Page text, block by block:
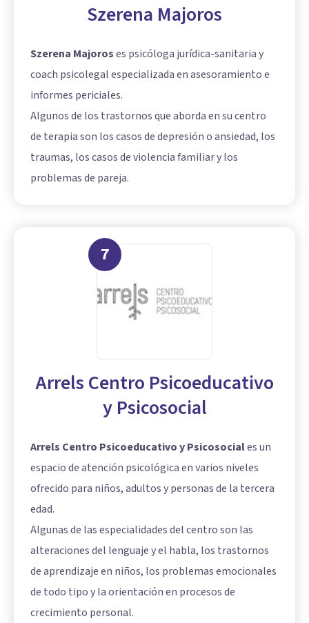
Szerena Majoros
Szerena Majoroses psicóloga jurídica-sanitaria y
coach psicolegal especializada en asesoramiento e
informes periciales.
Algunos de los trastornos que aborda en su centro
de terapia son los casos de depresión o ansiedad, los
traumas, los casos de violencia familiar y los
problemas de pareja.
7
Arrels Centro Psicoeducativo
y Psicosocial
Arrels Centro Psicoeducativo y Psicosociales un
espacio de atención psicológica en varios niveles
ofrecido para niños, adultos y personas de la tercera
edad.
Algunas de las especialidades del centro son las
alteraciones del lenguaje y el habla, los trastornos
de aprendizaje en niños, los problemas emocionales
de todo tipo y la orientación en procesos de
crecimiento personal.